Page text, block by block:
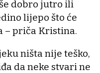
dobro jutro ili
lijepo što će
– priča Kristina.
ništa nije teško,
da neke stvari ne